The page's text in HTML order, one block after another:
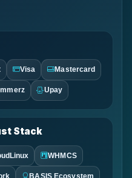
Visa Mastercard
Upay
Stack
WHMCS
BASIS Ecosystem